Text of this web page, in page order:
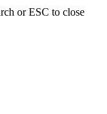
or ESC to close